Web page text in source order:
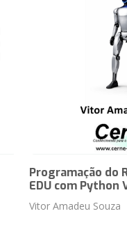
Programação do
EDU com Python
Vitor Amadeu Souza